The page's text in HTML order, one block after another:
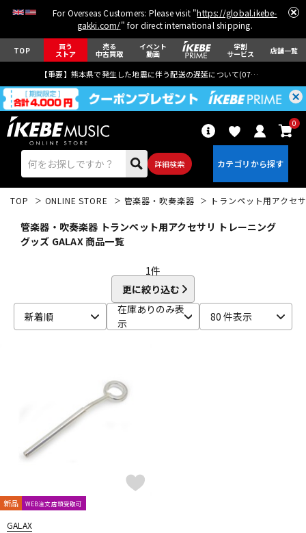
For Overseas Customers: Please visit "https://global.ikebe-
gakki.com/" for direct international shipping.
TOP 買う
ストア
売る
中古買取
イベント
動画
学割
サービス 店舗一覧
【重要】熊本県で発生した地震に伴う配送の遅延について(07月29日
詳細検索
0
ベース ウクレレ
キーボード
TOP ONLINE STORE 管楽器・吹奏楽器 トランペット用アクセ
管楽器・吹奏楽器 トランペット用アクセサリ トレーニング
グッズ GALAX 商品一覧
1件
更に絞り込む
新着順
在庫ありのみ表
示
80 件表示
新品 WEB注文店頭受取可
GALAX